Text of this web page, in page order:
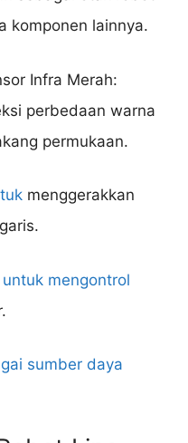
komponen lainnya.
Infra Merah:
perbedaan warna
permukaan.
menggerakkan
untuk mengontrol
sumber daya